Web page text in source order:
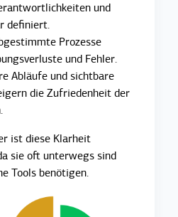
und
definiert.
Prozesse
und Fehler.
Abläufe und sichtbare
die Zufriedenheit der
ist diese Klarheit
sie oft unterwegs sind
Tools benötigen.